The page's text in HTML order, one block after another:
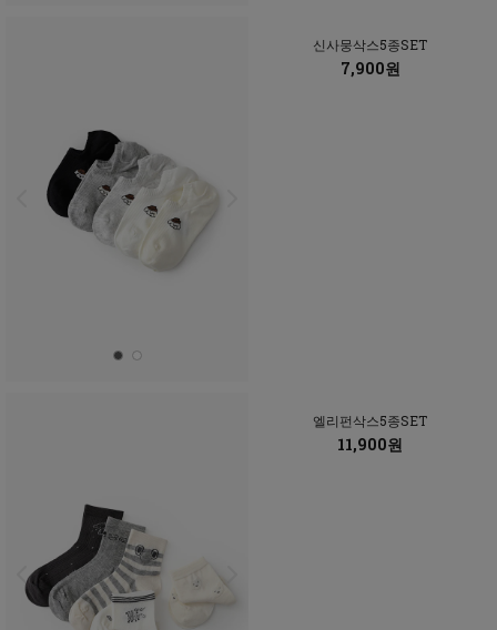
신사뭉삭스5종SET
7,900원
엘리펀삭스5종SET
11,900원